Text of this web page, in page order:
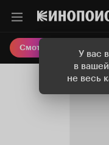
У вас
в
не весь
Смотреть кино